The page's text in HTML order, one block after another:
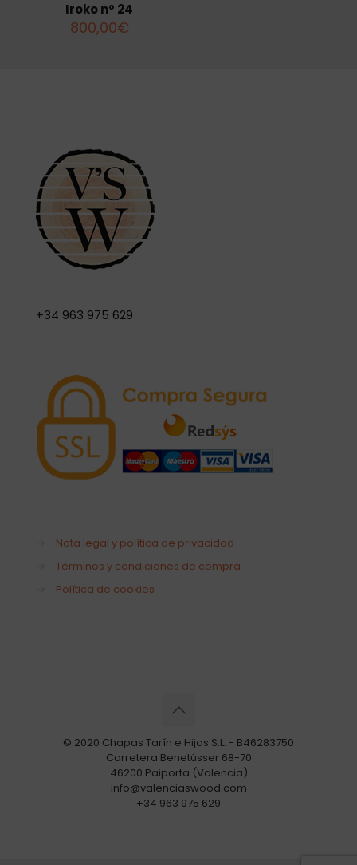
Iroko nº 24
800,00€
+34 963 975 629
Nota legal y política de privacidad
Términos y condiciones de compra
Política de cookies
© 2020 Chapas Tarín e Hijos S.L. - B46283750
Carretera Benetússer 68-70
46200 Paiporta (Valencia)
info@valenciaswood.com
+34 963 975 629